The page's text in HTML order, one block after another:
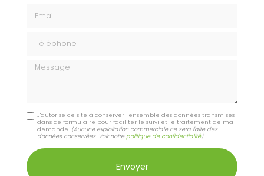
Message
J'autorise ce site à conserver l'ensemble des données transmises
dans ce formulaire pour faciliter le suivi et le traitement de ma
demande. (Aucune exploitation commerciale ne sera faite des
données conservées. Voir notrepolitique de confidentialité)